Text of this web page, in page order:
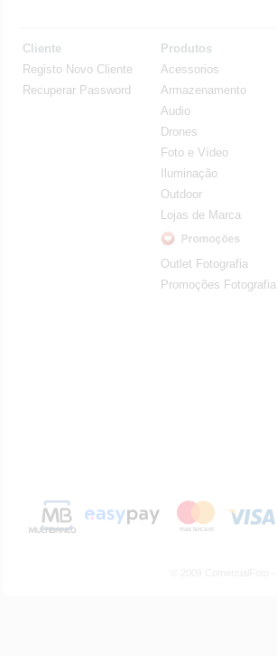
Cliente
Registo Novo Cliente
Recuperar Password
Produtos
Acessorios
Armazenamento
Audio
Drones
Foto e Vídeo
Iluminação
Outdoor
Lojas de Marca
Outlet Fotografia
Promoções Fotografia